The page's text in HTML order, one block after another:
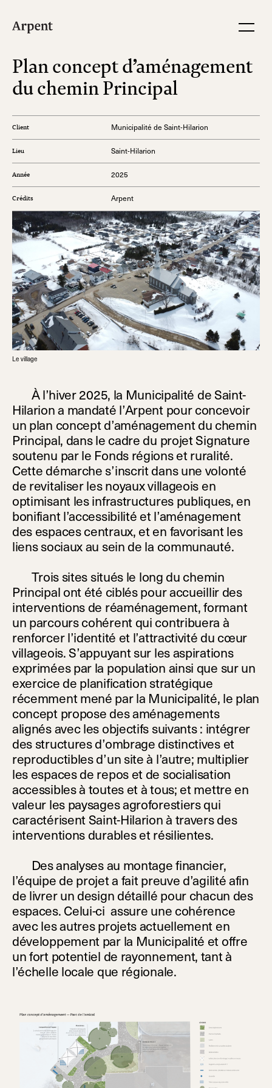
Plan concept d’aménagement
du chemin Principal
Client Municipalité de Saint-Hilarion
Lieu Saint-Hilarion
Année 2025
Crédits Arpent
Le village
À l’hiver 2025, la Municipalité de Saint-
Hilarion a mandaté l’Arpent pour concevoir
un plan concept d’aménagement du chemin
Principal, dans le cadre du projet Signature
soutenu par le Fonds régions et ruralité.
Cette démarche s’inscrit dans une volonté
de revitaliser les noyaux villageois en
optimisant les infrastructures publiques, en
bonifiant l’accessibilité et l’aménagement
des espaces centraux, et en favorisant les
liens sociaux au sein de la communauté.
Trois sites situés le long du chemin
Principal ont été ciblés pour accueillir des
interventions de réaménagement, formant
un parcours cohérent qui contribuera à
renforcer l’identité et l’attractivité du cœur
villageois.S’appuyant sur les aspirations
exprimées par la population ainsi que sur un
exercice de planification stratégique
récemment mené par la Municipalité, le plan
concept propose des aménagements
alignés avec les objectifs suivants : intégrer
des structures d’ombrage distinctives et
reproductibles d’un site à l’autre; multiplier
les espaces de repos et de socialisation
accessibles à toutes et à tous; et mettre en
valeur les paysages agroforestiers qui
caractérisent Saint-Hilarion à travers des
interventions durables et résilientes.
Des analyses au montage financier,
l’équipe de projet a fait preuve d’agilité afin
de livrer un design détaillé pour chacun des
espaces. Celui-ci assure une cohérence
avec les autres projets actuellement en
développement par la Municipalité et offre
un fort potentiel de rayonnement, tant à
l’échelle locale que régionale.